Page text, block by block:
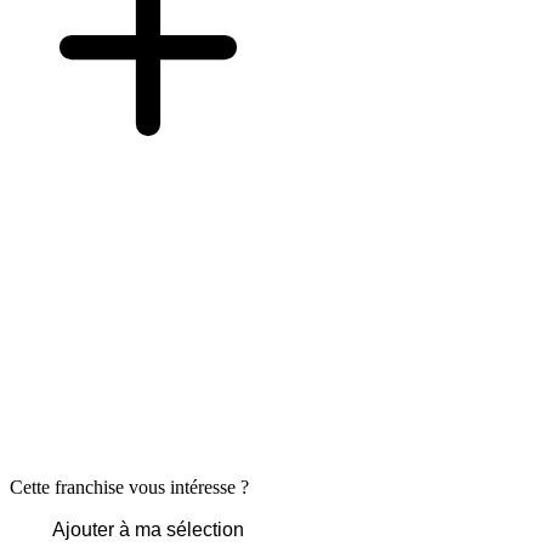
Cette franchise vous intéresse ?
Ajouter à ma sélection